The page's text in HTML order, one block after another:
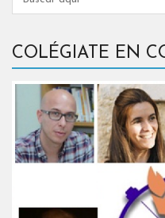
COLÉGIATE EN